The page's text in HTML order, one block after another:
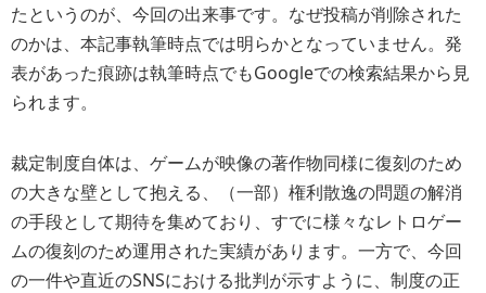
たというのが、今回の出来事です。なぜ投稿が削除された
のかは、本記事執筆時点では明らかとなっていません。発
表があった痕跡は執筆時点でもGoogleでの検索結果から見
られます。
裁定制度自体は、ゲームが映像の著作物同様に復刻のため
の大きな壁として抱える、（一部）権利散逸の問題の解消
の手段として期待を集めており、すでに様々なレトロゲー
ムの復刻のため運用された実績があります。一方で、今回
の一件や直近のSNSにおける批判が示すように、制度の正